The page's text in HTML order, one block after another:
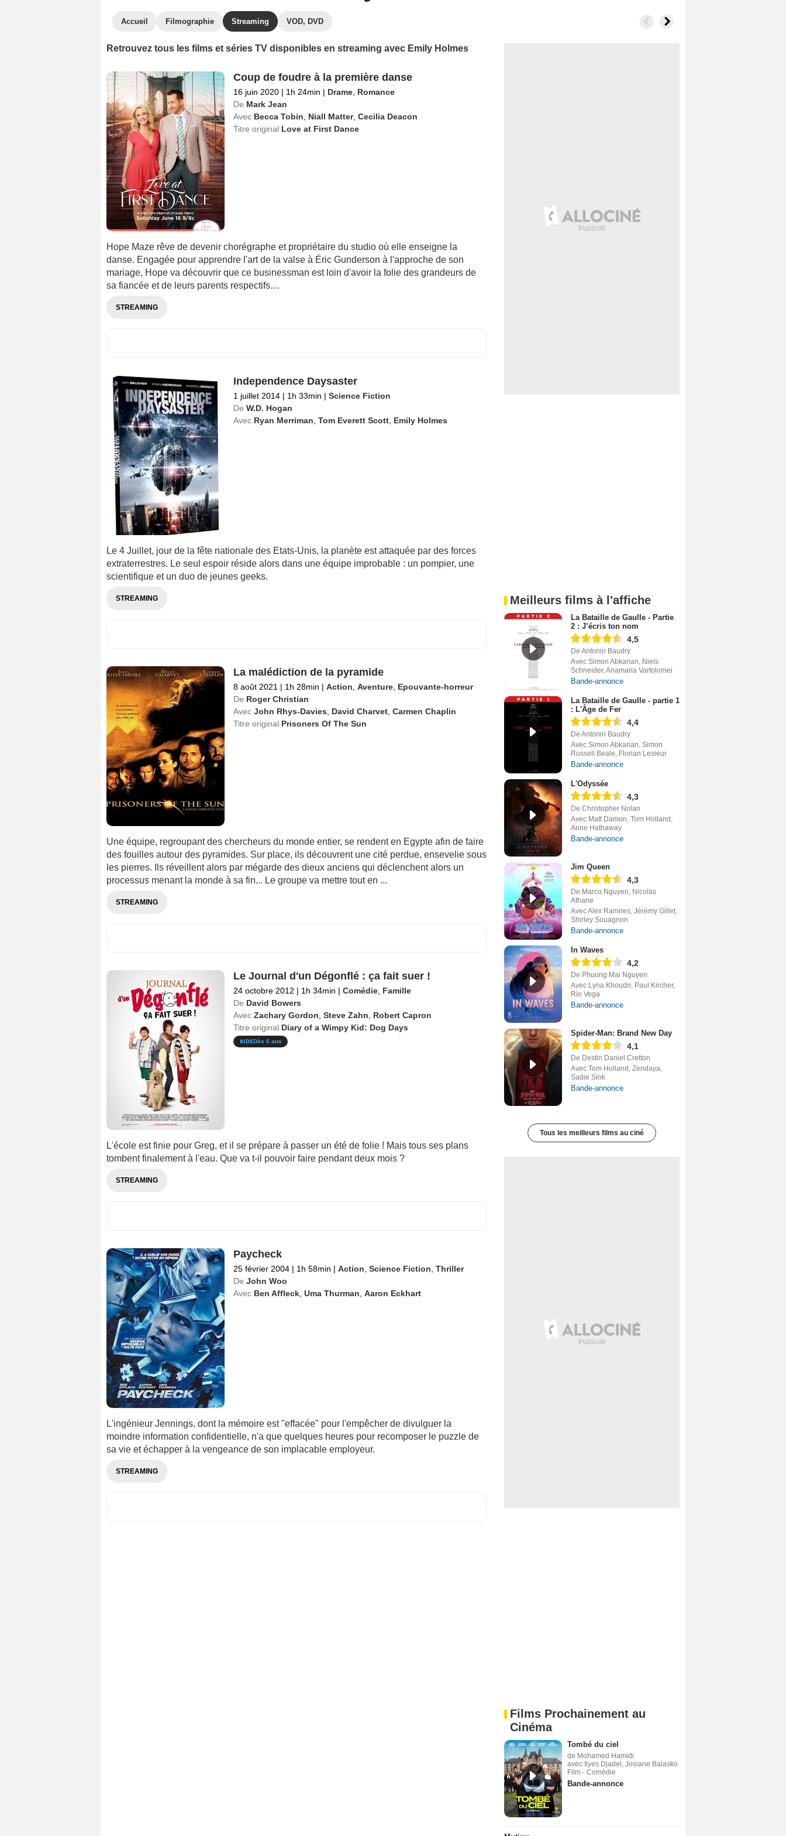
Accueil Filmographie Streaming VOD, DVD
Retrouvez tous les films et séries TV disponibles en streaming avec Emily Holmes
Coup de foudre à la première danse
16 juin 2020 | 1h 24min | Drame, Romance
De Mark Jean
Avec Becca Tobin Niall Matter, Cecilia Deacon
Titre original Love at First Dance
Hope Maze rêve de devenir chorégraphe et propriétaire du studio où elle enseigne la
danse. Engagée pour apprendre l'art de la valse à Éric Gunderson à l'approche de son
mariage, Hope va découvrir que ce businessman est loin d'avoir la folie des grandeurs de
sa fiancée et de leurs parents respectifs…
STREAMING
Independence Daysaster
1 juillet 2014 | 1h 33min | Science Fiction
De W.D. Hogan
Avec Ryan Merriman Tom Everett Scott, Emily Holmes
Le 4 Juillet, jour de la fête nationale des Etats-Unis, la planète est attaquée par des forces
extraterrestres. Le seul espoir réside alors dans une équipe improbable : un pompier, une
scientifique et un duo de jeunes geeks.
STREAMING
La malédiction de la pyramide
8 août 2021 | 1h 28min | Action Aventure, Epouvante-horreur
De Roger Christian
Avec John Rhys-Davies David Charvet, Carmen Chaplin
Titre original Prisoners Of The Sun
Une équipe, regroupant des chercheurs du monde entier, se rendent en Egypte afin de faire
des fouilles autour des pyramides. Sur place, ils découvrent une cité perdue, ensevelie sous
les pierres. Ils réveillent alors par mégarde des dieux anciens qui déclenchent alors un
processus menant la monde à sa fin... Le groupe va mettre tout en ...
STREAMING
Le Journal d'un Dégonflé : ça fait suer !
24 octobre 2012 | 1h 34min | Comédie, Famille
De David Bowers
Avec Zachary Gordon Steve Zahn
Robert Capron
Titre original Diary of a Wimpy Kid: Dog Days
Dès 6 ans
L'école est finie pour Greg, et il se prépare à passer un été de folie ! Mais tous ses plans
tombent finalement à l'eau. Que va t-il pouvoir faire pendant deux mois ?
STREAMING
Paycheck
25 février 2004 | 1h 58min | Action Science Fiction Thriller
De John Woo
Avec Ben Affleck, Uma Thurman Aaron Eckhart
L'ingénieur Jennings, dont la mémoire est "effacée" pour l'empêcher de divulguer la
moindre information confidentielle, n'a que quelques heures pour recomposer le puzzle de
sa vie et échapper à la vengeance de son implacable employeur.
STREAMING
Meilleurs films à l'affiche
La Bataille de Gaulle - Partie
2 : J’écris ton nom
4,5
De Antonin Baudry
Avec Simon Abkarian, Niels
Schneider, Anamaria Vartolomei
Bande-annonce
La Bataille de Gaulle - partie 1
: L'Âge de Fer
4,4
De Antonin Baudry
Avec Simon Abkarian, Simon
Russell Beale, Florian Lesieur
Bande-annonce
L'Odyssée
4,3
De Christopher Nolan
Avec Matt Damon, Tom Holland,
Anne Hathaway
Bande-annonce
Jim Queen
4,3
De Marco Nguyen, Nicolas
Athane
Avec Alex Ramires, Jérémy Gillet,
Shirley Souagnon
Bande-annonce
In Waves
4,2
De Phuong Mai Nguyen
Avec Lyna Khoudri, Paul Kircher,
Rio Vega
Bande-annonce
Spider-Man: Brand New Day
4,1
De Destin Daniel Cretton
Avec Tom Holland, Zendaya,
Sadie Sink
Bande-annonce
Tous les meilleurs films au ciné
Films Prochainement au
Cinéma
Tombé du ciel
de Mohamed Hamidi
avec Ilyes Djadel, Josiane Balasko
Film - Comédie
Bande-annonce